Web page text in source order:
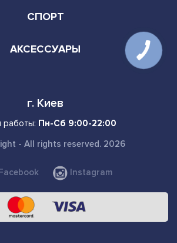
СПОРТ
АКСЕССУАРЫ
г. Киев
работы: Пн-Сб 9:00-22:00
- All rights reserved. 2026
Instagram